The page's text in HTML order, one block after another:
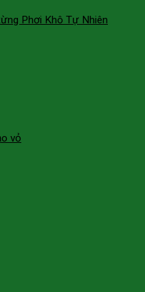
Phơi Khô Tự Nhiên